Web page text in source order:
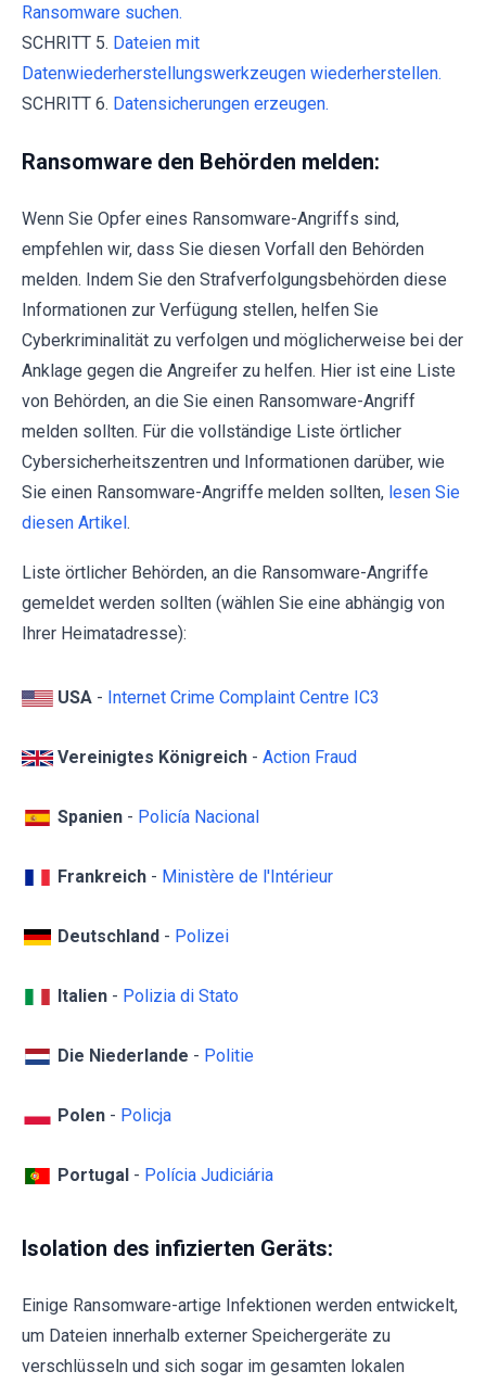
Ransomware suchen.
SCHRITT 5. Dateien mit
Datenwiederherstellungswerkzeugen wiederherstellen.
SCHRITT 6. Datensicherungen erzeugen.
Ransomware den Behörden melden:
Wenn Sie Opfer eines Ransomware-Angriffs sind,
empfehlen wir, dass Sie diesen Vorfall den Behörden
melden. Indem Sie den Strafverfolgungsbehörden diese
Informationen zur Verfügung stellen, helfen Sie
Cyberkriminalität zu verfolgen und möglicherweise bei der
Anklage gegen die Angreifer zu helfen. Hier ist eine Liste
von Behörden, an die Sie einen Ransomware-Angriff
melden sollten. Für die vollständige Liste örtlicher
Cybersicherheitszentren und Informationen darüber, wie
Sie einen Ransomware-Angriffe melden sollten, lesen Sie
diesen Artikel.
Liste örtlicher Behörden, an die Ransomware-Angriffe
gemeldet werden sollten (wählen Sie eine abhängig von
Ihrer Heimatadresse):
USA - Internet Crime Complaint Centre IC3
Vereinigtes Königreich - Action Fraud
Spanien - Policía Nacional
Frankreich - Ministère de l'Intérieur
Deutschland - Polizei
Italien - Polizia di Stato
Die Niederlande - Politie
Polen - Policja
Portugal - Polícia Judiciária
Isolation des infizierten Geräts:
Einige Ransomware-artige Infektionen werden entwickelt,
um Dateien innerhalb externer Speichergeräte zu
verschlüsseln und sich sogar im gesamten lokalen